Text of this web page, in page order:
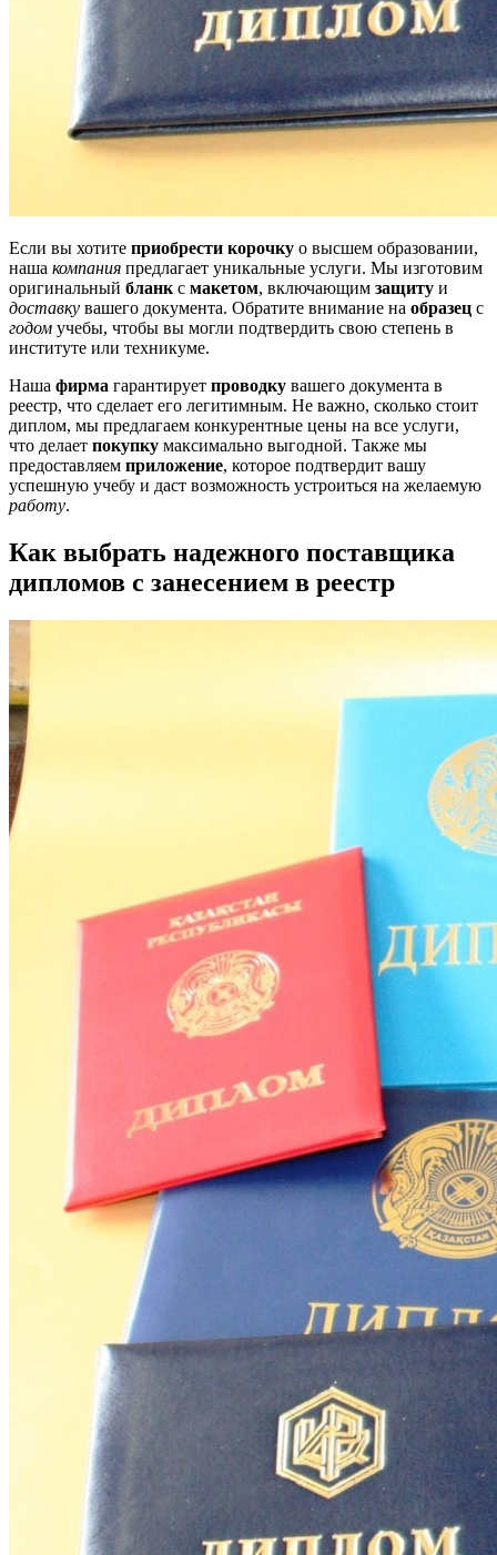
Если вы хотите приобрести корочку о высшем образовании,
наша компания предлагает уникальные услуги. Мы изготовим
оригинальный бланк с макетом, включающим защиту и
доставку вашего документа. Обратите внимание на образец с
годом учебы, чтобы вы могли подтвердить свою степень в
институте или техникуме.
Наша фирма гарантирует проводку вашего документа в
реестр, что сделает его легитимным. Не важно, сколько стоит
диплом, мы предлагаем конкурентные цены на все услуги,
что делает покупку максимально выгодной. Также мы
предоставляем приложение, которое подтвердит вашу
успешную учебу и даст возможность устроиться на желаемую
работу.
Как выбрать надежного поставщика
дипломов с занесением в реестр